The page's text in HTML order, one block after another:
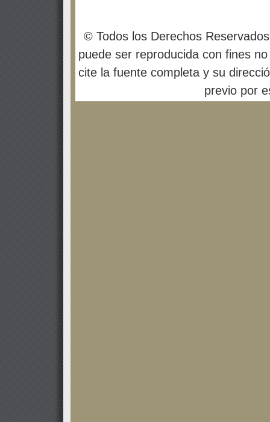
© Todos los Derechos
puede ser reproducida con fines
cite la fuente completa y su
previo por